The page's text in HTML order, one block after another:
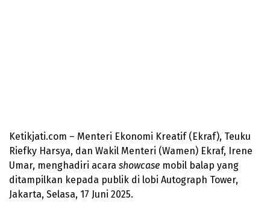
Ketikjati.com – Menteri Ekonomi Kreatif (Ekraf), Teuku
Riefky Harsya, dan Wakil Menteri (Wamen) Ekraf, Irene
Umar, menghadiri acara showcase mobil balap yang
ditampilkan kepada publik di lobi Autograph Tower,
Jakarta, Selasa, 17 Juni 2025.